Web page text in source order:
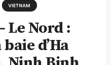
VIETNAM
Le Nord :
d’Ha